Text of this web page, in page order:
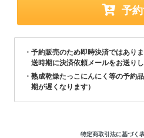
予
予約販売のため即時決済ではあり
送時期に決済依頼メールをお送り
熟成乾燥たっこにんにく等の予約
期が遅くなります）
特定商取引法に基づく